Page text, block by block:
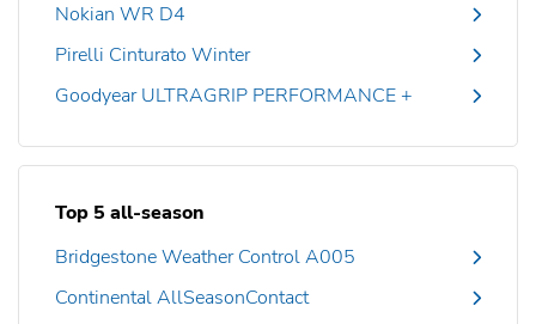
Nokian WR D4
Pirelli Cinturato Winter
Goodyear ULTRAGRIP PERFORMANCE +
Top 5 all-season
Bridgestone Weather Control A005
Continental AllSeasonContact